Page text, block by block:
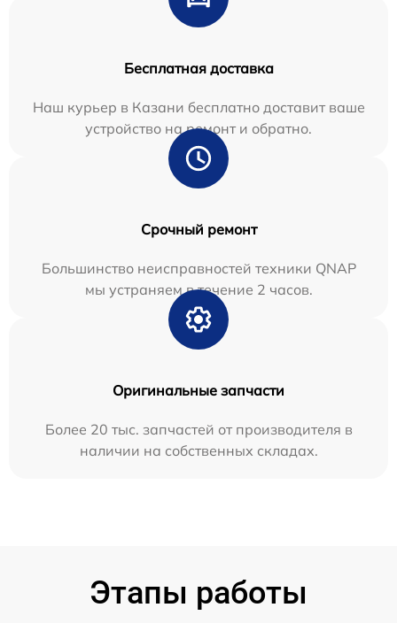
Бесплатная доставка
Наш курьер в Казани бесплатно доставит ваше
устройство на ремонт и обратно.
Срочный ремонт
Большинство неисправностей техники QNAP
мы устраняем в течение 2 часов.
Оригинальные запчасти
Более 20 тыс. запчастей от производителя в
наличии на собственных складах.
Этапы работы